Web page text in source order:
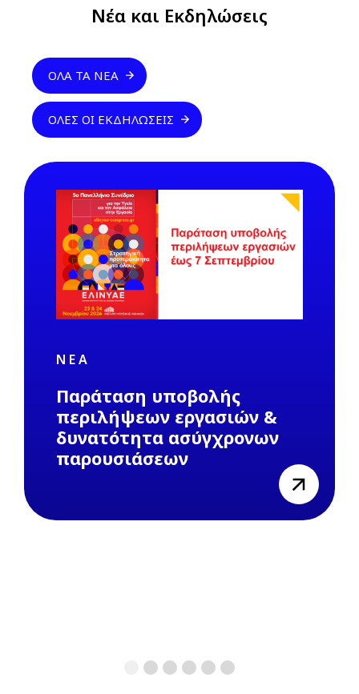
Νέα και Εκδηλώσεις
ΌΛΑ ΤΑ ΝΈΑ
ΌΛΕΣ ΟΙ ΕΚΔΗΛΏΣΕΙΣ
ΝΈΑ
Παράταση υποβολής
περιλήψεων εργασιών &
δυνατότητα ασύγχρονων
παρουσιάσεων
view
2 3 4 5
6